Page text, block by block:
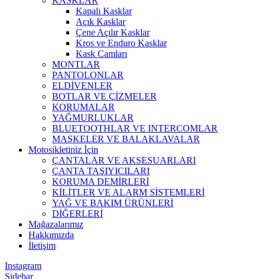
Kapalı Kasklar
Açık Kasklar
Çene Açılır Kasklar
Kros ve Enduro Kasklar
Kask Camları
MONTLAR
PANTOLONLAR
ELDİVENLER
BOTLAR VE ÇİZMELER
KORUMALAR
YAĞMURLUKLAR
BLUETOOTHLAR VE INTERCOMLAR
MASKELER VE BALAKLAVALAR
Motosikletiniz İçin
ÇANTALAR VE AKSESUARLARI
ÇANTA TAŞIYICILARI
KORUMA DEMİRLERİ
KİLİTLER VE ALARM SİSTEMLERİ
YAĞ VE BAKIM ÜRÜNLERİ
DİĞERLERİ
Mağazalarımız
Hakkımızda
İletişim
Instagram
Sidebar